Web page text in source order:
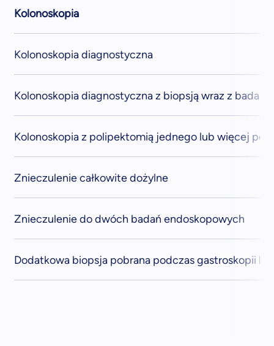
Kolonoskopia
Kolonoskopia diagnostyczna
Kolonoskopia diagnostyczna z biopsją wraz z
Kolonoskopia z polipektomią jednego lub więcej
Znieczulenie całkowite dożylne
Znieczulenie do dwóch badań endoskopowych
Dodatkowa biopsja pobrana podczas gastroskopii